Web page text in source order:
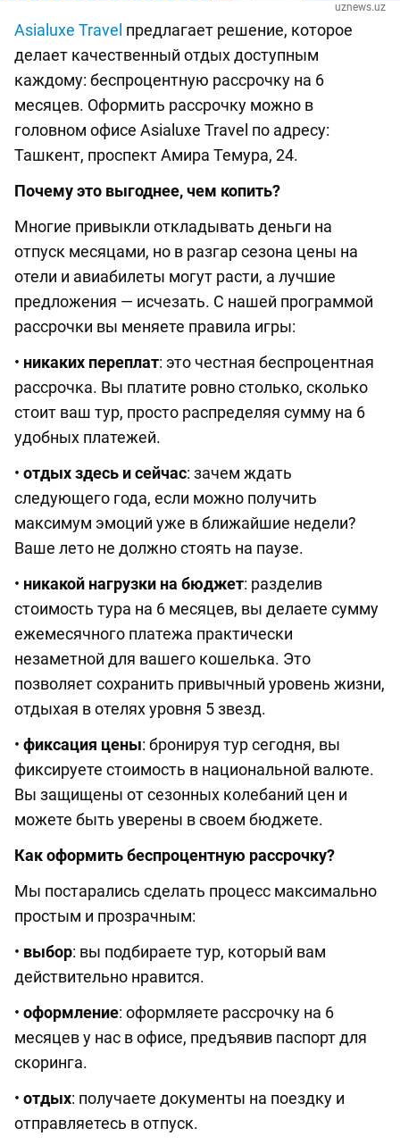
uznews.uz
Asialuxe Travel предлагает решение, которое
делает качественный отдых доступным
каждому: беспроцентную рассрочку на 6
месяцев. Оформить рассрочку можно в
головном офисе Asialuxe Travel по адресу:
Ташкент, проспект Амира Темура, 24.
Почему это выгоднее, чем копить?
Многие привыкли откладывать деньги на
отпуск месяцами, но в разгар сезона цены на
отели и авиабилеты могут расти, а лучшие
предложения — исчезать. С нашей программой
рассрочки вы меняете правила игры:
• никаких переплат: это честная беспроцентная
рассрочка. Вы платите ровно столько, сколько
стоит ваш тур, просто распределяя сумму на 6
удобных платежей.
• отдых здесь и сейчас: зачем ждать
следующего года, если можно получить
максимум эмоций уже в ближайшие недели?
Ваше лето не должно стоять на паузе.
• никакой нагрузки на бюджет: разделив
стоимость тура на 6 месяцев, вы делаете сумму
ежемесячного платежа практически
незаметной для вашего кошелька. Это
позволяет сохранить привычный уровень жизни,
отдыхая в отелях уровня 5 звезд.
• фиксация цены: бронируя тур сегодня, вы
фиксируете стоимость в национальной валюте.
Вы защищены от сезонных колебаний цен и
можете быть уверены в своем бюджете.
Как оформить беспроцентную рассрочку?
Мы постарались сделать процесс максимально
простым и прозрачным:
• выбор: вы подбираете тур, который вам
действительно нравится.
• оформление: оформляете рассрочку на 6
месяцев у нас в офисе, предъявив паспорт для
скоринга.
• отдых: получаете документы на поездку и
отправляетесь в отпуск.